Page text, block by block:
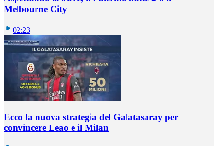
Melbourne City
02:23
Ecco la nuova strategia del Galatasaray per
convincere Leao e il Milan